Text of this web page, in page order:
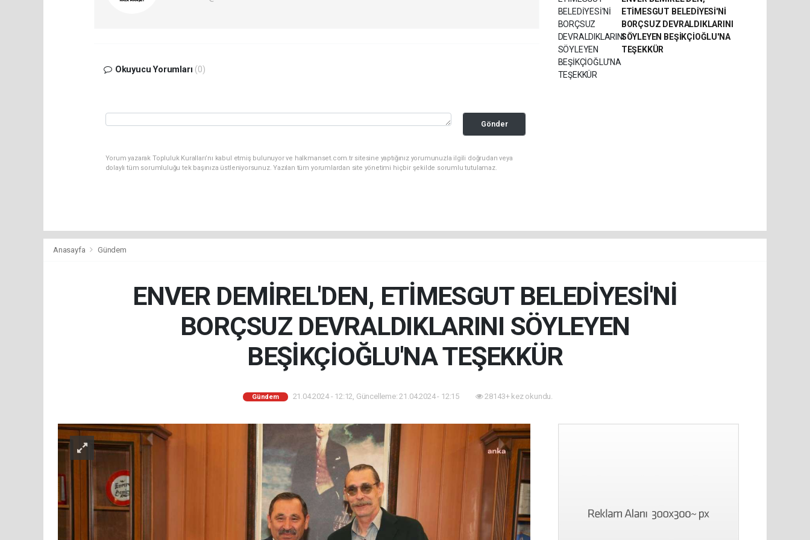
Okuyucu Yorumları (0)
Gönder
Yorum yazarak Topluluk Kuralları’nı kabul etmiş bulunuyor ve halkmanset.com.tr sitesine yaptığınız yorumunuzla ilgili doğrudan veya
dolaylı tüm sorumluluğu tek başınıza üstleniyorsunuz. Yazılan tüm yorumlardan site yönetimi hiçbir şekilde sorumlu tutulamaz.
ETİMESGUT BELEDİYESİ'Nİ
BORÇSUZ DEVRALDIKLARINI
SÖYLEYEN BEŞİKÇİOĞLU'NA
TEŞEKKÜR
Anasayfa Gündem
ENVER DEMİREL'DEN, ETİMESGUT BELEDİYESİ'Nİ
BORÇSUZ DEVRALDIKLARINI SÖYLEYEN
BEŞİKÇİOĞLU'NA TEŞEKKÜR
Gündem 21.04.2024 - 12:12, Güncelleme: 21.04.2024 - 12:15 28143+ kez okundu.